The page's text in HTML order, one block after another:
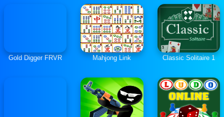
Gold Digger FRVR Mahjong Link Classic Solitaire 1